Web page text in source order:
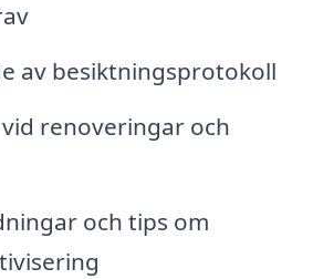
av besiktningsprotokoll
renoveringar och
och tips om